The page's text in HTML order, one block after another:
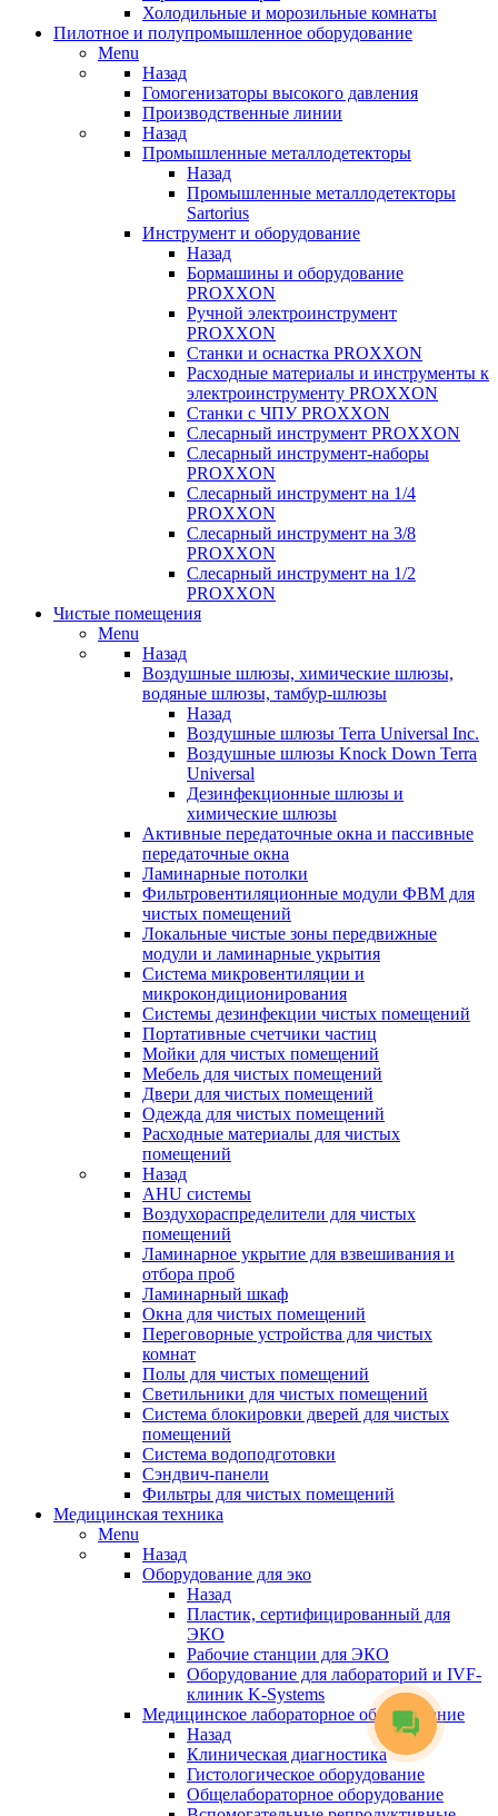
Холодильные и морозильные комнаты
Пилотное и полупромышленное оборудование
Menu
Назад
Гомогенизаторы высокого давления
Производственные линии
Назад
Промышленные металлодетекторы
Назад
Промышленные металлодетекторы
Sartorius
Инструмент и оборудование
Назад
Бормашины и оборудование
PROXXON
Ручной электроинструмент
PROXXON
Cтанки и оснастка PROXXON
Расходные материалы и инструменты к
электроинструменту PROXXON
Станки с ЧПУ PROXXON
Слесарный инструмент PROXXON
Слесарный инструмент-наборы
PROXXON
Слесарный инструмент на 1/4
PROXXON
Слесарный инструмент на 3/8
PROXXON
Слесарный инструмент на 1/2
PROXXON
Чистые помещения
Menu
Назад
Воздушные шлюзы, химические шлюзы,
водяные шлюзы, тамбур-шлюзы
Назад
Воздушные шлюзы Terra Universal Inc.
Воздушные шлюзы Knock Down Terra
Universal
Дезинфекционные шлюзы и
химические шлюзы
Активные передаточные окна и пассивные
передаточные окна
Ламинарные потолки
Фильтровентиляционные модули ФВМ для
чистых помещений
Локальные чистые зоны передвижные
модули и ламинарные укрытия
Система микровентиляции и
микрокондиционирования
Системы дезинфекции чистых помещений
Портативные счетчики частиц
Мойки для чистых помещений
Мебель для чистых помещений
Двери для чистых помещений
Одежда для чистых помещений
Расходные материалы для чистых
помещений
Назад
AHU системы
Воздухораспределители для чистых
помещений
Ламинарное укрытие для взвешивания и
отбора проб
Ламинарный шкаф
Окна для чистых помещений
Переговорные устройства для чистых
комнат
Полы для чистых помещений
Светильники для чистых помещений
Система блокировки дверей для чистых
помещений
Система водоподготовки
Сэндвич-панели
Фильтры для чистых помещений
Медицинская техника
Menu
Назад
Оборудование для эко
Назад
Пластик, сертифицированный для
ЭКО
Рабочие станции для ЭКО
Оборудование для лабораторий и IVF-
клиник K-Systems
Медицинское лабораторное оборудование
Назад
Клиническая диагностика
Гистологическое оборудование
Общелабораторное оборудование